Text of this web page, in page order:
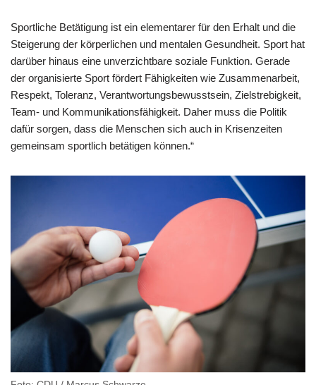
Sportliche Betätigung ist ein elementarer für den Erhalt und die
Steigerung der körperlichen und mentalen Gesundheit. Sport hat
darüber hinaus eine unverzichtbare soziale Funktion. Gerade
der organisierte Sport fördert Fähigkeiten wie Zusammenarbeit,
Respekt, Toleranz, Verantwortungsbewusstsein, Zielstrebigkeit,
Team- und Kommunikationsfähigkeit. Daher muss die Politik
dafür sorgen, dass die Menschen sich auch in Krisenzeiten
gemeinsam sportlich betätigen können.“